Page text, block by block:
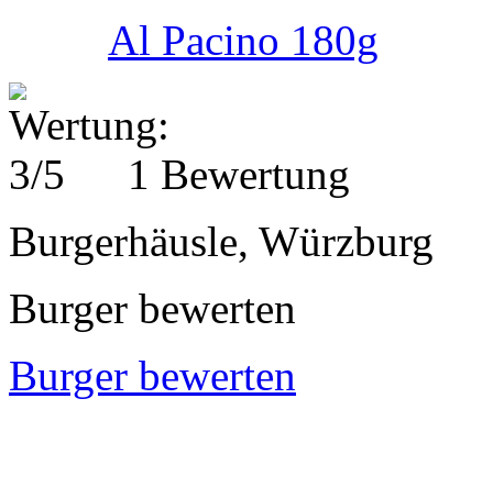
Al Pacino 180g
1 Bewertung
Burgerhäusle, Würzburg
Burger bewerten
Burger bewerten